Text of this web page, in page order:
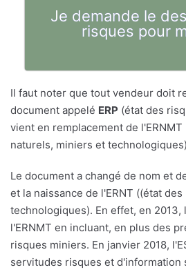
Je demande le
risques pour
Il faut noter que tout vendeur doit
document appelé ERP (état des
vient en remplacement de
naturels, miniers et
Le document a changé de nom et
et la naissance de l'ERNT ((état
technologiques). En effet, en 2013,
l'ERNMT en incluant, en plus des
risques miniers. En janvier 2018,
servitudes risques et d'information